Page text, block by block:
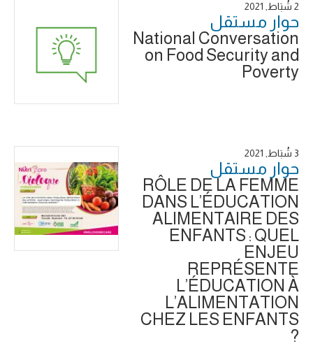
2 شُبَاط, 2021
حوار ‎مستقل
National Conversation
on Food Security and
Poverty
3 شُبَاط, 2021
حوار ‎مستقل
RÔLE DE LA FEMME
DANS L’ÉDUCATION
ALIMENTAIRE DES
ENFANTS : QUEL
ENJEU
REPRÉSENTE
L’ÉDUCATION À
L’ALIMENTATION
CHEZ LES ENFANTS
?